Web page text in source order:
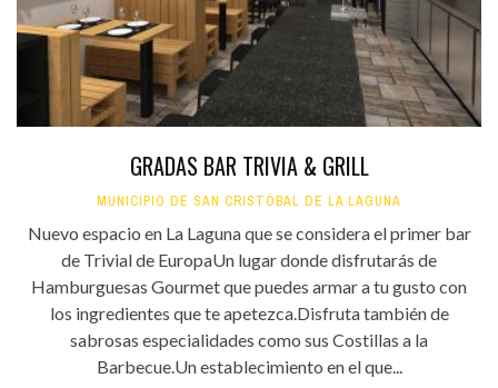
GRADAS BAR TRIVIA & GRILL
MUNICIPIO DE SAN CRISTÓBAL DE LA LAGUNA
Nuevo espacio en La Laguna que se considera el primer bar
de Trivial de EuropaUn lugar donde disfrutarás de
Hamburguesas Gourmet que puedes armar a tu gusto con
los ingredientes que te apetezca.Disfruta también de
sabrosas especialidades como sus Costillas a la
Barbecue.Un establecimiento en el que...